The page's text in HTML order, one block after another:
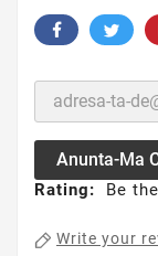
Anunta-Ma
Rating: Be
Write your